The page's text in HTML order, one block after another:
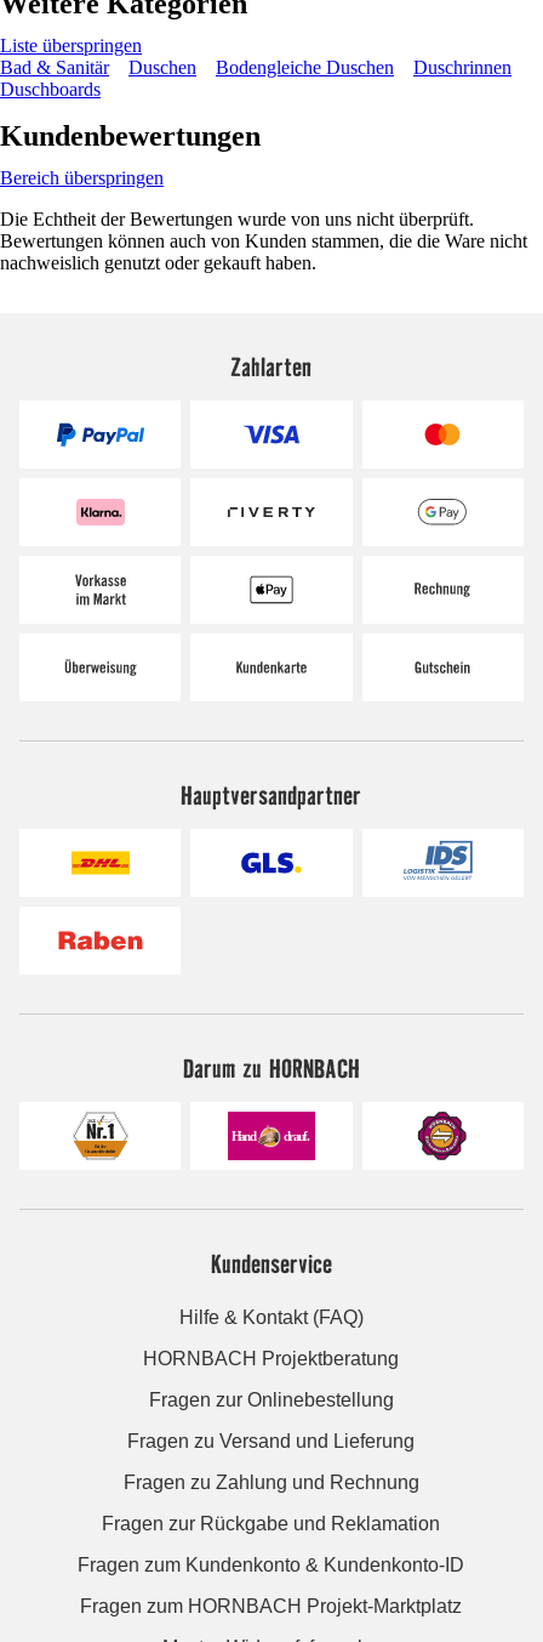
Liste überspringen
Bad & Sanitär
Duschen Bodengleiche Duschen
Duschrinnen
Duschboards
Kundenbewertungen
Bereich überspringen
Die Echtheit der Bewertungen wurde von uns nicht überprüft.
Bewertungen können auch von Kunden stammen, die die Ware nicht
nachweislich genutzt oder gekauft haben.
Zahlarten
Hauptversandpartner
Darum zu HORNBACH
Kundenservice
Hilfe & Kontakt (FAQ)
HORNBACH Projektberatung
Fragen zur Onlinebestellung
Fragen zu Versand und Lieferung
Fragen zu Zahlung und Rechnung
Fragen zur Rückgabe und Reklamation
Fragen zum Kundenkonto & Kundenkonto-ID
Fragen zum HORNBACH Projekt-Marktplatz